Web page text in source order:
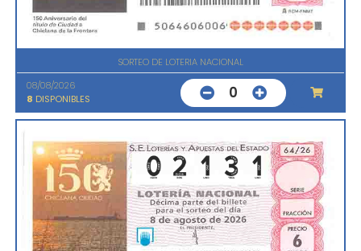
SORTEO DE LOTERIA NACIONAL
08/08/2026
8 DISPONIBLES 0